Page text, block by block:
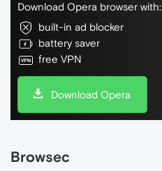
Download Opera browser with:
built-in ad blocker
battery saver
free VPN
Download Opera
Browsec